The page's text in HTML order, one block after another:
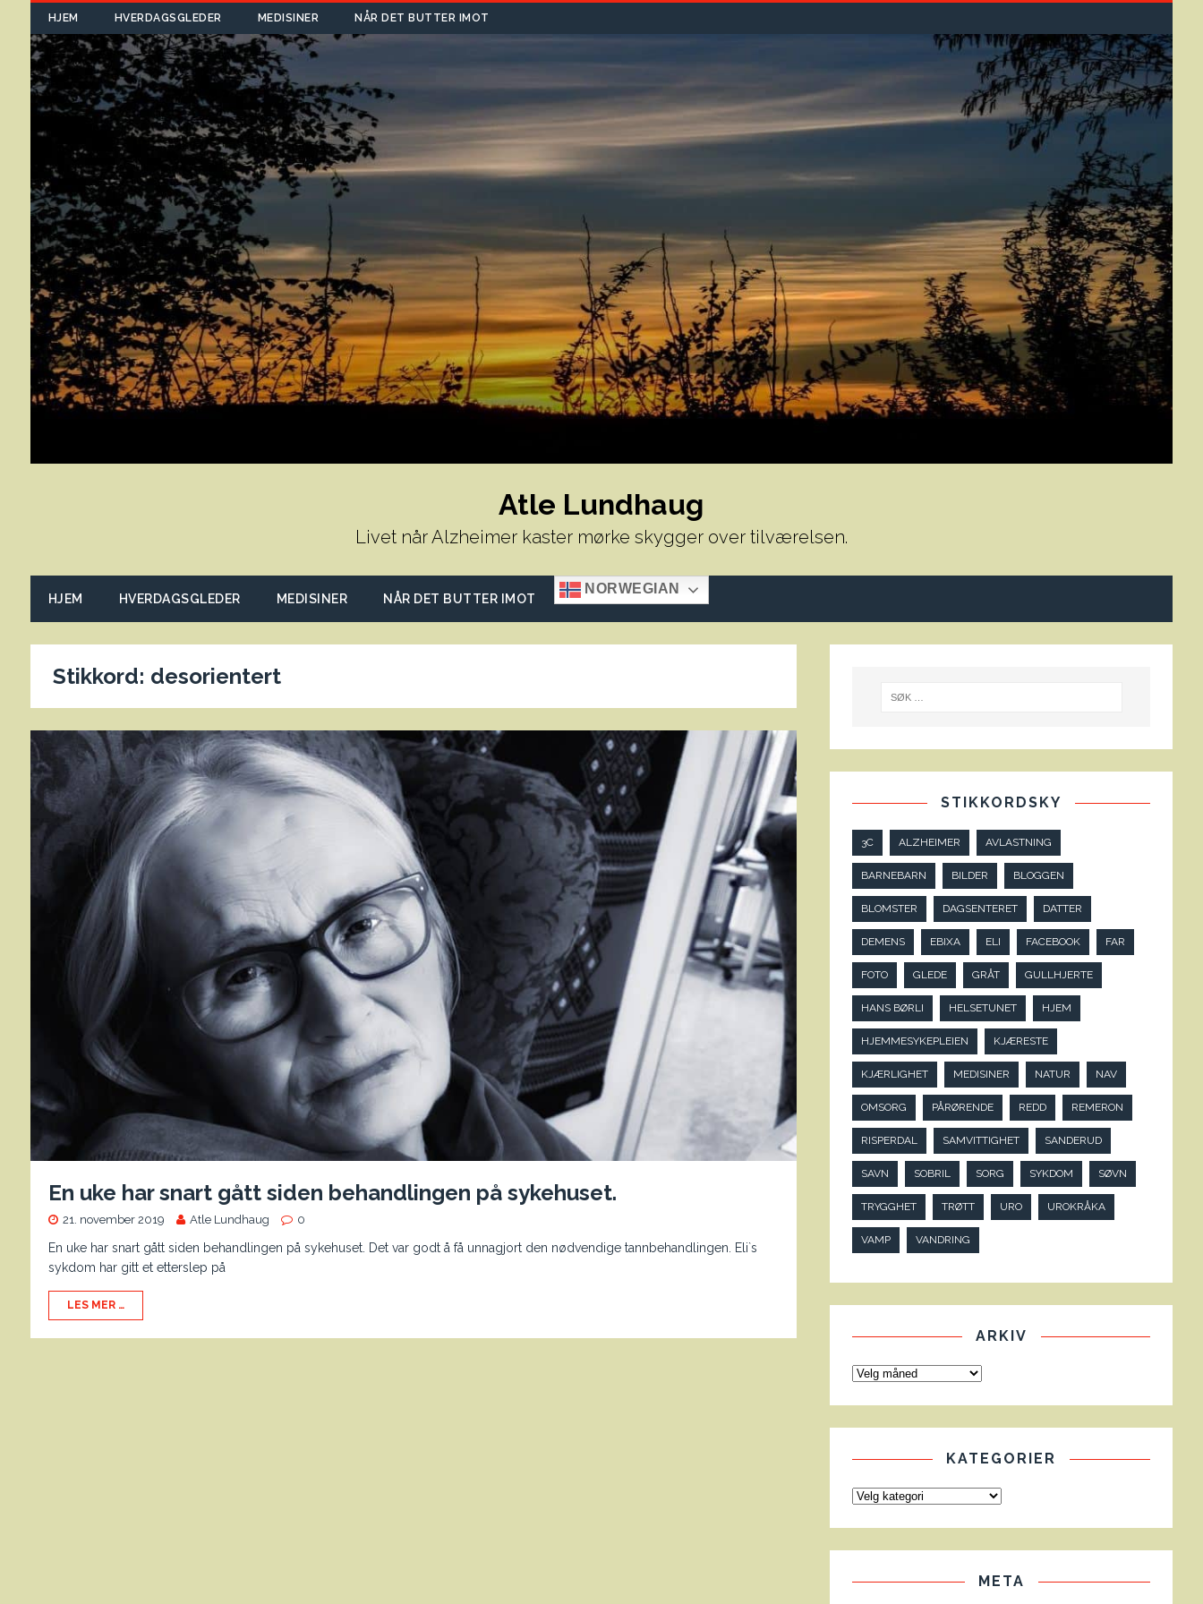
HJEM HVERDAGSGLEDER MEDISINER NÅR DET BUTTER IMOT
Atle Lundhaug
Livet når Alzheimer kaster mørke skygger over tilværelsen.
HJEM HVERDAGSGLEDER MEDISINER NÅR DET BUTTER IMOT
NORWEGIAN
Stikkord: desorientert
En uke har snart gått siden behandlingen på sykehuset.
21. november 2019 Atle Lundhaug 0
En uke har snart gått siden behandlingen på sykehuset. Det var godt å få unnagjort den nødvendige tannbehandlingen. Eli`s
sykdom har gitt et etterslep på
LES MER …
STIKKORDSKY
3C ALZHEIMER AVLASTNING
BARNEBARN BILDER BLOGGEN
BLOMSTER DAGSENTERET DATTER
DEMENS EBIXA ELI FACEBOOK FAR
FOTO GLEDE GRÅT GULLHJERTE
HANS BØRLI HELSETUNET HJEM
HJEMMESYKEPLEIEN KJÆRESTE
KJÆRLIGHET MEDISINER NATUR NAV
OMSORG PÅRØRENDE REDD REMERON
RISPERDAL SAMVITTIGHET SANDERUD
SAVN SOBRIL SORG SYKDOM SØVN
TRYGGHET TRØTT URO UROKRÅKA
VAMP VANDRING
ARKIV
KATEGORIER
META